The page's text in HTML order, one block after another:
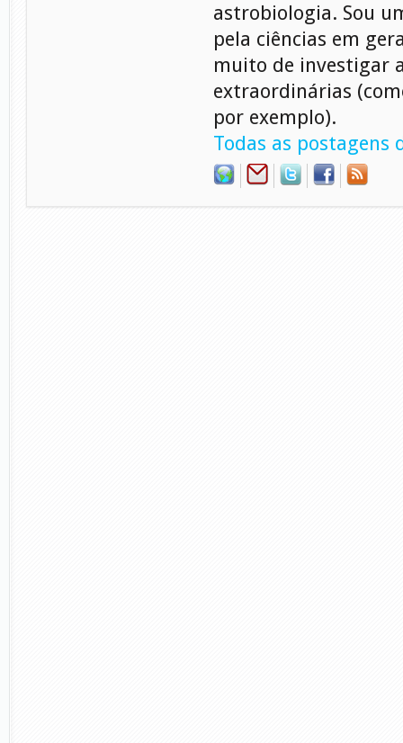
astrobiologia. Sou
pela ciências em
muito de investigar
extraordinárias
por exemplo).
Todas as postagens